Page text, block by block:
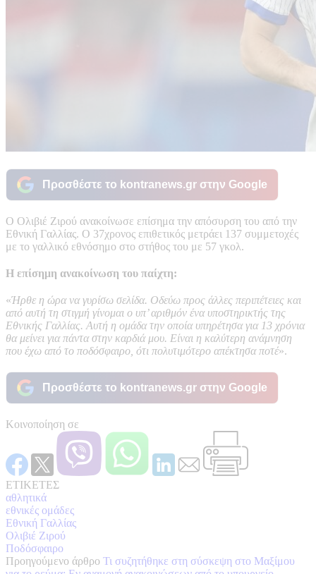
Προσθέστε το kontranews.gr στην Google
Ο Ολιβιέ Ζιρού ανακοίνωσε επίσημα την απόσυρση του από την
Εθνική Γαλλίας. Ο 37χρονος επιθετικός μετράει 137 συμμετοχές
με το γαλλικό εθνόσημο στο στήθος του με 57 γκολ.
Η επίσημη ανακοίνωση του παίχτη:
«Ήρθε η ώρα να γυρίσω σελίδα. Οδεύω προς άλλες περιπέτειες και
από αυτή τη στιγμή γίνομαι ο υπ’ αριθμόν ένα υποστηρικτής της
Εθνικής Γαλλίας. Αυτή η ομάδα την οποία υπηρέτησα για 13 χρόνια
θα μείνει για πάντα στην καρδιά μου. Είναι η καλύτερη ανάμνηση
που έχω από το ποδόσφαιρο, ότι πολυτιμότερο απέκτησα ποτέ».
Προσθέστε το kontranews.gr στην Google
Κοινοποίηση σε
ΕΤΙΚΕΤΕΣ
αθλητικά
εθνικές ομάδες
Εθνική Γαλλίας
Ολιβιέ Ζιρού
Ποδόσφαιρο
Προηγούμενο άρθρο Τι συζητήθηκε στη σύσκεψη στο Μαξίμου